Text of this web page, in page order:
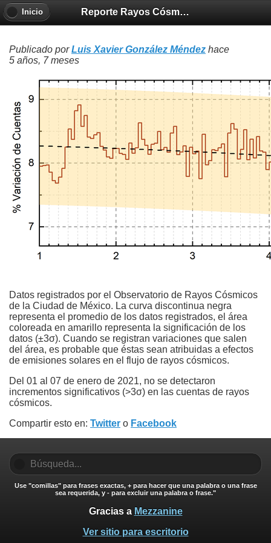
Reporte Rayos Cósmicos 2021-01-07
Inicio
Publicado porLuis Xavier González Méndez hace
5 años, 7 meses
Datos registrados por el Observatorio de Rayos Cósmicos
de la Ciudad de México. La curva discontinua negra
representa el promedio de los datos registrados, el área
coloreada en amarillo representa la significación de los
datos (±3σ). Cuando se registran variaciones que salen
del área, es probable que éstas sean atribuidas a efectos
de emisiones solares en el flujo de rayos cósmicos.
Del 01 al 07 de enero de 2021, no se detectaron
incrementos significativos (>3σ) en las cuentas de rayos
cósmicos.
Compartir esto en: Twitter o Facebook
Use "comillas" para frases exactas, + para hacer que una palabra o una frase
sea requerida, y - para excluir una palabra o frase."
Gracias a Mezzanine
Ver sitio para escritorio